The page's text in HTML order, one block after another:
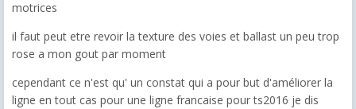
motrices
il faut peut etre revoir la texture des voies et ballast un peu trop
rose a mon gout par moment
cependant ce n'est qu' un constat qui a pour but d'améliorer la
ligne en tout cas pour une ligne francaise pour ts2016 je dis